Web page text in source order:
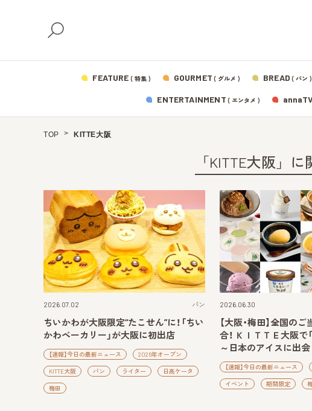
FEATURE ( 特集 ) GOURMET ( グルメ ) BREAD ( パン )
ENTERTAINMENT ( エンタメ )
TOP KITTE大阪
「KITTE大阪」
2026.07.02 パン
ちいかわが大阪限定“たこせん”に！「ちい
かわベーカリー」が大阪に初出店
【速報】今日の最新ニュース 2026年オープン
KITTE大阪 パン ライター 日高ケータ
梅田
2026.06.30
【大阪・梅田】全国の
合！ ＫＩＴＴＥ大阪
～日本のアイスに出会
【速報】今日の最新ニュース
イベント 期間限定